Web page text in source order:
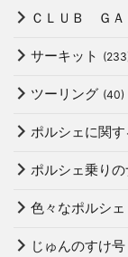
ＣＬＵＢ ＧＡ
サーキット
ツーリング (40)
ポルシェに関
ポルシェ乗り
色々なポルシェ
じゅんのすけ号